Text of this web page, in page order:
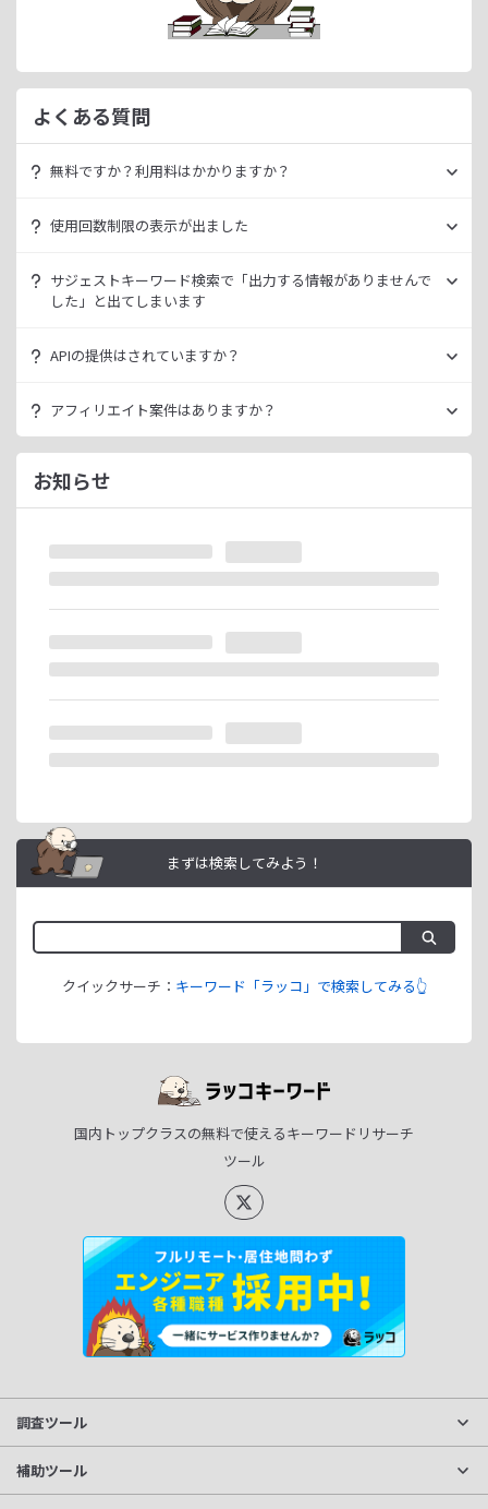
よくある質問
無料ですか？利用料はかかりますか？
いきなり課金されるようなことはございませんので、安心し
ただ、有料プランを利用することでよりニッチなキーワード
上させることができます。
使用回数制限の表示が出ました
ラッコID（メールアドレスのみ30秒登録）にご登録いただく
ことで制限が緩和されます。（※制限リセットは0時）
ご登録済みで制限に到達された場合は、有料プランのご利用
サジェストキーワード検索で「出力する情報がありませんで
した」と出てしまいます
ッコキーワードでも出力することができません。
サジェスト情報を出さない仕様になっております。
今後はサジェスト以外のキーワード取得手段も有料プランに
て提供してまいりますので、そちらにて対応できる見通しで
ございます。
APIの提供はされていますか？
詳細は ラッコキーワードAPIドキュメント
い。
アフィリエイト案件はありますか？
ラッコIDアフィリエイトにて、「ラッコキーワード」のアフ
ィリエイト案件をお取り扱いいたしております。
無料のユーザー登録、利用開始（初回ログイン）と有料プラ
※ラッコIDの重複登録と思われる場合は、成果が発生いたし
ません。
ラッコIDアフィリエイトは、「ユーザー情報」「銀行口座情
報」をご登録いただくことで即日ご利用開始いただけます。
お知らせ
まずは検索してみよう！
クイックサーチ： キーワード「ラッコ」で検索してみる👆
国内トップクラスの無料で使えるキーワードリサーチ
ツール
調査ツール
サイト分析
補助ツール